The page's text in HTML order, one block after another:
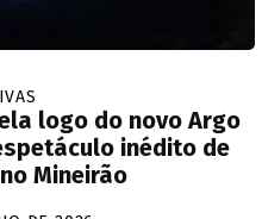
logo do novo Argo
inédito de
Mineirão